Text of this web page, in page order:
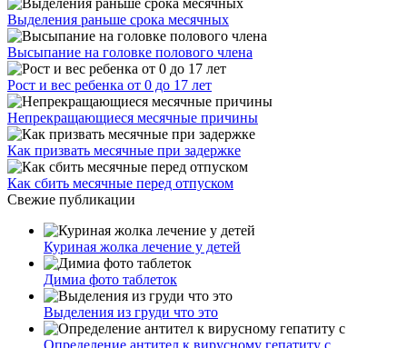
Выделения раньше срока месячных
Высыпание на головке полового члена
Рост и вес ребенка от 0 до 17 лет
Непрекращающиеся месячные причины
Как призвать месячные при задержке
Как сбить месячные перед отпуском
Свежие публикации
Куриная жолка лечение у детей
Димиа фото таблеток
Выделения из груди что это